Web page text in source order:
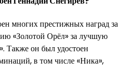
многих престижных наград за
«Золотой Орёл» за лучшую
Также он был удостоен
в том числе «Ника»,